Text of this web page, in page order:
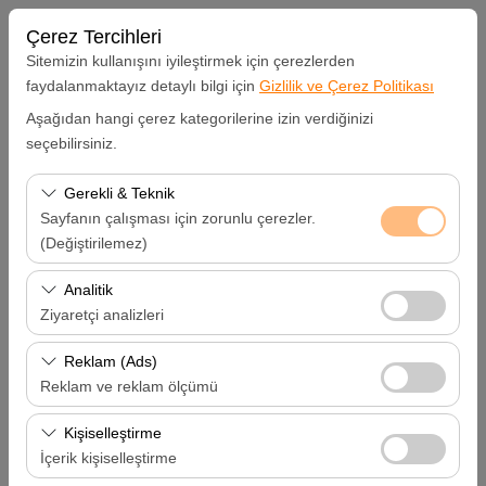
Çerez Tercihleri
Sitemizin kullanışını iyileştirmek için çerezlerden
faydalanmaktayız detaylı bilgi için Gizlilik ve Çerez Politikası
Aşağıdan hangi çerez kategorilerine izin verdiğinizi
seçebilirsiniz.
Gerekli & Teknik
Sayfanın çalışması için zorunlu çerezler.
(Değiştirilemez)
Bu çerezler sitenin doğru şekilde çalışması, güvenlik,
oturum yönetimi ve temel işlevler için gereklidir. Devre
dışı bırakılamaz.
Analitik
Ziyaretçi analizleri
Bu çerezler, sitemizin nasıl kullanıldığını (ziyaretçi sayısı,
en çok ziyaret edilen sayfalar, kullanıcı davranışları)
analiz etmemizi sağlar. Bu veriler, web sitesi
performansını ölçmek ve kullanıcı deneyimini sürekli
iyileştirmek için kullanılır.
Reklam (Ads)
Reklam ve reklam ölçümü
Bu çerezler, size ilgi alanlarınıza uygun kişiselleştirilmiş
reklamlar göstermemize ve reklam kampanyalarımızın
etkinliğini (gösterim sayısı, tıklama oranı) ölçmemize
Kişiselleştirme
İçerik kişiselleştirme
Alış Lokasyonu
Hatay Samandağ
Aracı farklı bir lokasyona bırakacağım
Alış Tarih & Saat
09:00
Bırakış Tarih & Saat